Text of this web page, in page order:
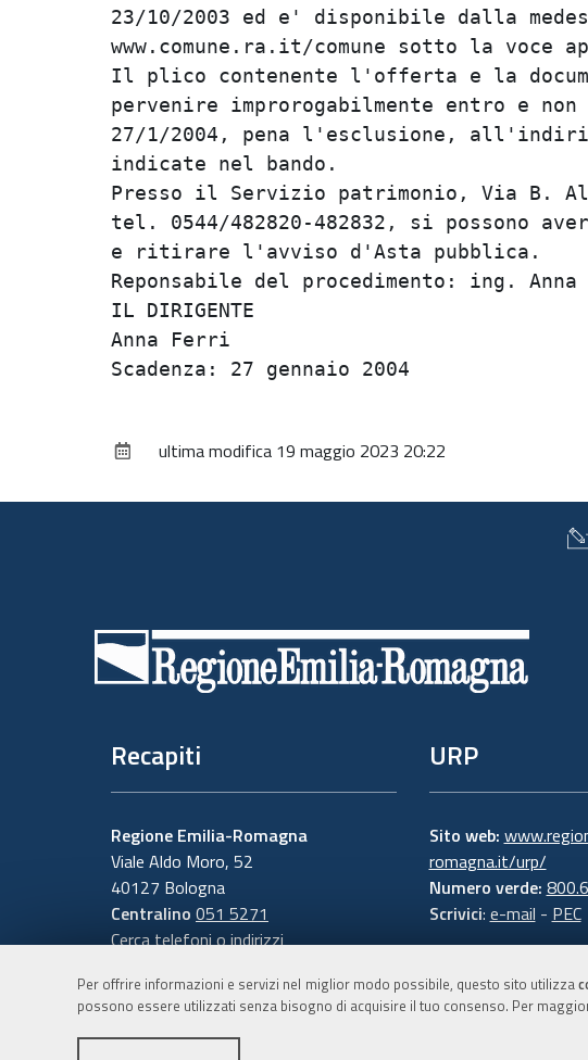
Per offrire informazioni e servizi nel miglior modo possibile, questo sito utilizza
possono essere utilizzati senza bisogno di acquisire il tuo consenso. Per
23/10/2003 ed e' disponibile
www.comune.ra.it/comune
Il plico contenente l'offerta e la
pervenire improrogabilmente
27/1/2004, pena
indicate
Presso il Servizio patrimonio,
tel. 0544/482820-482832, si
e ritirare
Reponsabile del
IL
ultima modifica 19 maggio 2023 20:22
Recapiti
Regione Emilia-Romagna
Viale Aldo Moro, 52
40127 Bologna
Centralino 051 5271
Cerca telefoni o indirizzi
URP
Sito web:
romagna.it/urp/
Numero verde:
Scrivici: e-mail - PEC